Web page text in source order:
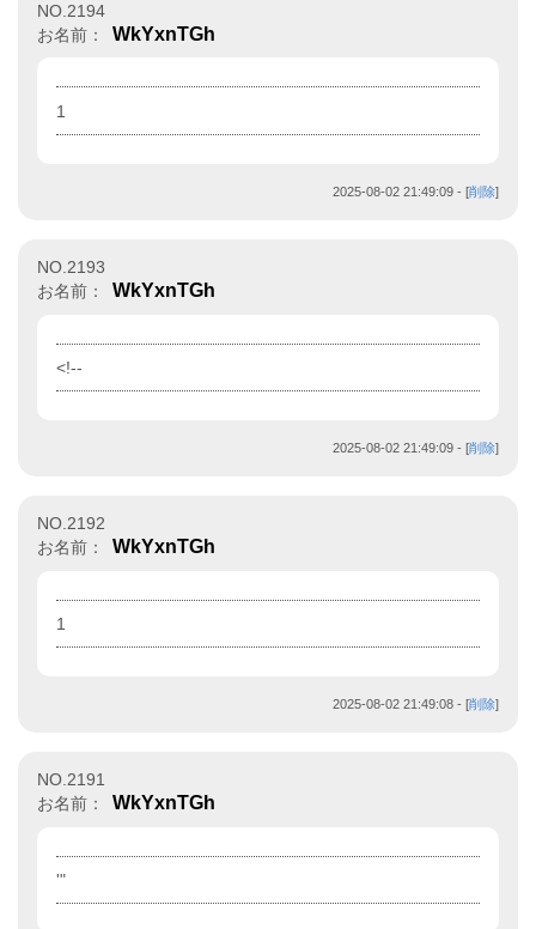
NO.2194
お名前：
WkYxnTGh
1
2025-08-02 21:49:09 - [削除]
NO.2193
お名前：
WkYxnTGh
<!--
2025-08-02 21:49:09 - [削除]
NO.2192
お名前：
WkYxnTGh
1
2025-08-02 21:49:08 - [削除]
NO.2191
お名前：
WkYxnTGh
'"